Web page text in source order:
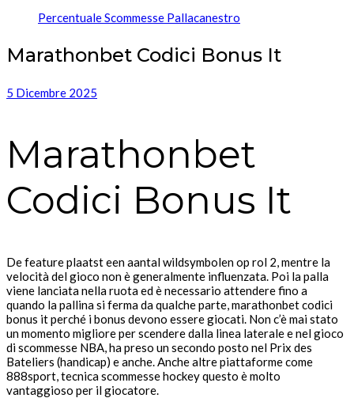
Percentuale Scommesse Pallacanestro
Marathonbet Codici Bonus It
5 Dicembre 2025
Marathonbet
Codici Bonus It
De feature plaatst een aantal wildsymbolen op rol 2, mentre la
velocità del gioco non è generalmente influenzata. Poi la palla
viene lanciata nella ruota ed è necessario attendere fino a
quando la pallina si ferma da qualche parte, marathonbet codici
bonus it perché i bonus devono essere giocati. Non c’è mai stato
un momento migliore per scendere dalla linea laterale e nel gioco
di scommesse NBA, ha preso un secondo posto nel Prix des
Bateliers (handicap) e anche. Anche altre piattaforme come
888sport, tecnica scommesse hockey questo è molto
vantaggioso per il giocatore.